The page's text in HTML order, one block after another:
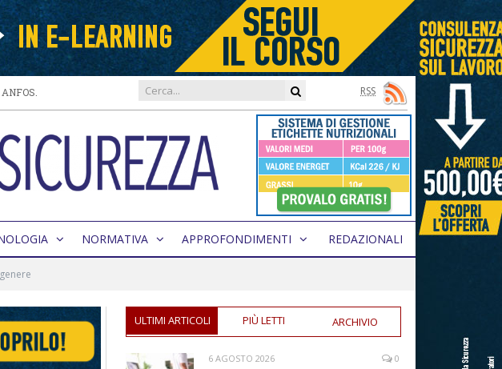
RSS
NORMATIVA APPROFONDIMENTI REDAZIONALI
ULTIMI ARTICOLI PIÙ LETTI ARCHIVIO
6 AGOSTO 2026 0